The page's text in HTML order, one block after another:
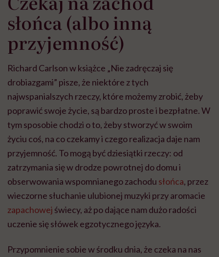
słońca (albo inną
przyjemność)
Richard Carlson w książce „Nie zadręczaj się
drobiazgami” pisze, że niektóre z tych
najwspanialszych rzeczy, które możemy zrobić, żeby
poprawić swoje życie, są bardzo proste i bezpłatne. W
tym sposobie chodzi o to, żeby stworzyć w swoim
życiu coś, na co czekamy i czego realizacja daje nam
przyjemność. To mogą być dziesiątki rzeczy: od
zatrzymania się w drodze powrotnej do domu i
obserwowania wspomnianego zachodu słońca, przez
wieczorne słuchanie ulubionej muzyki przy aromacie
zapachowej świecy, aż po dające nam dużo radości
uczenie się słówek egzotycznego języka.
Przypomnienie sobie w środku dnia, że czeka na nas